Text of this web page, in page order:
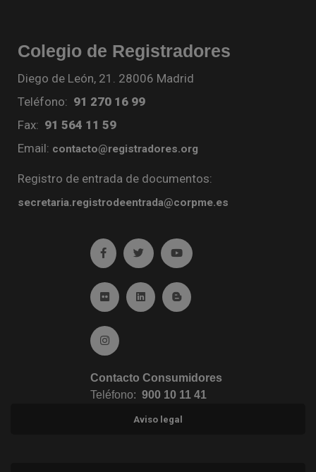
Colegio de Registradores
Diego de León, 21. 28006 Madrid
Teléfono: 91 270 16 99
Fax: 91 564 11 59
Email: contacto@registradores.org
Registro de entrada de documentos:
secretaria.registrodeentrada@corpme.es
Ir a facebook (abre en ventana nueva)
Ir a twitter (abre en ventana nueva)
Ir a YouTube (abre en
Ir a Flickr (abre en ventana nueva)
Ir a Linkedin (abre en ventana nueva)
Ir al Blog (abre en ventana
Ir a Instagram (abre en ventana nueva)
Contacto Consumidores
Teléfono: 900 10 11 41
Aviso legal